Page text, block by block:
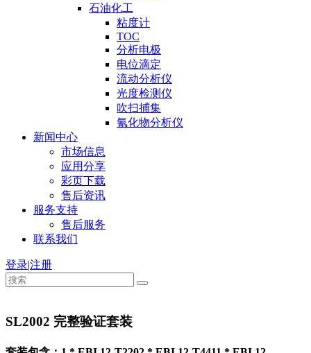
石油化工
粘度计
TOC
分析电极
电位滴定
流动分析仪
光度检测仪
吹扫捕集
氰化物分析仪
新闻中心
市场信息
应用分享
彩页下载
售后资讯
服务支持
售后服务
联系我们
登录|注册
SL2002 完整验证套装